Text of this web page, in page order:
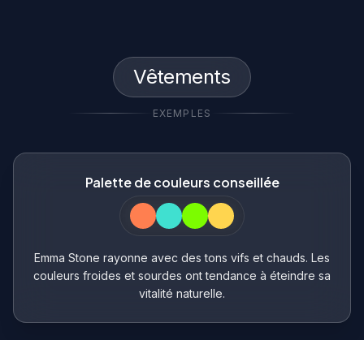
Vêtements
EXEMPLES
Palette de couleurs conseillée
Emma Stone rayonne avec des tons vifs et chauds. Les
couleurs froides et sourdes ont tendance à éteindre sa
vitalité naturelle.